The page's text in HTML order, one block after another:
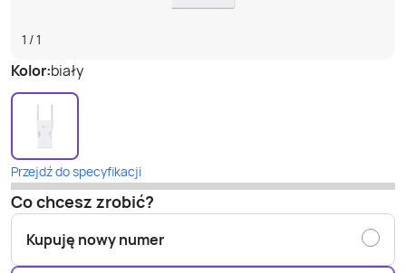
1 /1
Kolor:biały
Przejdź do specyfikacji
Co chcesz zrobić?
Kupuję nowy numer